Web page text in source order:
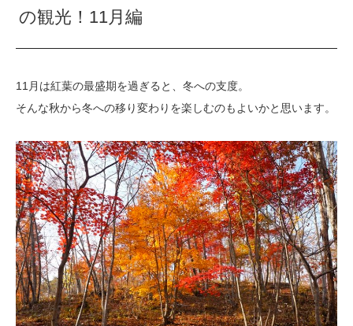
の観光！11月編
11月は紅葉の最盛期を過ぎると、冬への支度。
そんな秋から冬への移り変わりを楽しむのもよいかと思います。